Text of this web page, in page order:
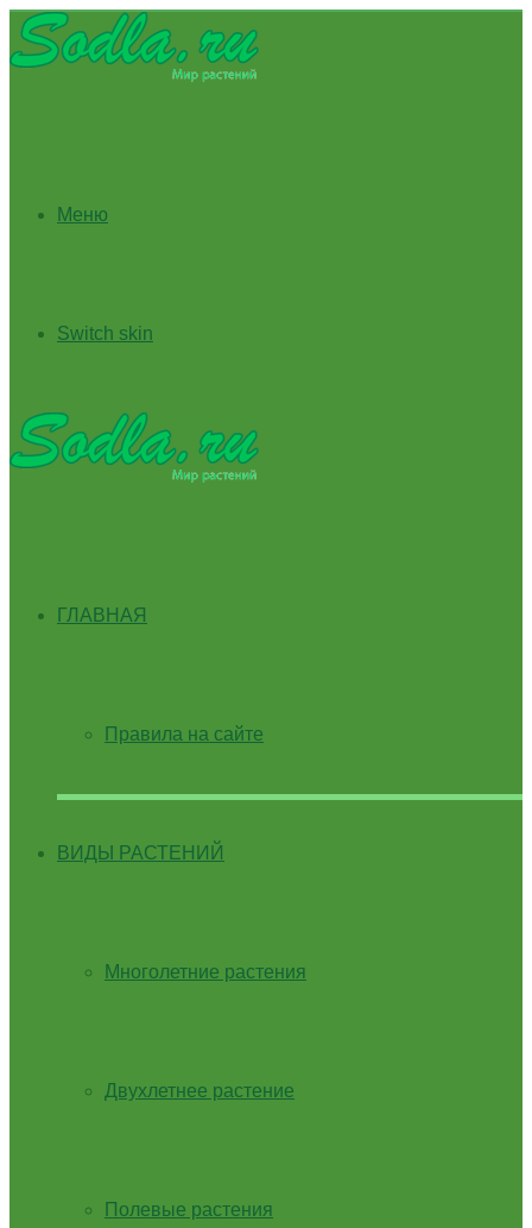
Меню
Switch skin
ГЛАВНАЯ
Правила на сайте
ВИДЫ РАСТЕНИЙ
Многолетние растения
Двухлетнее растение
Полевые растения